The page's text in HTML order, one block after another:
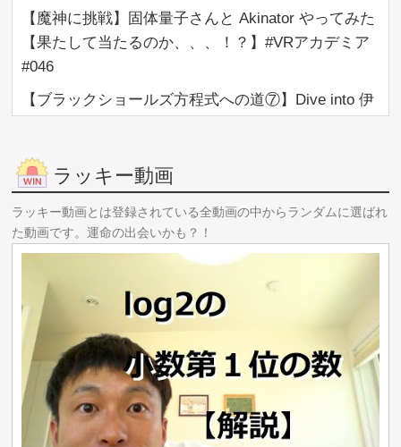
理論的な深くて広い世界を探検したい人におすすめ
ご視聴ありがとうございました！
良い動画だなと思っていただけたら、高評価、チャンネル
質問や感想など、気軽にコメントしてくださいね。
=========
Model: http://3d.nicovideo.jp/works/td44519
Model by: W01fa さんhttps://twitter.com/W01fa
Editor: AIris Solid
#機械学習
【魔神に挑戦】固体量子さんと Akinator やってみた
【果たして当たるのか、、、！？】#VRアカデミア
#046
【ブラックショールズ方程式への道⑦】Dive into 伊
【ブラックショールズ方程式への道⑦-2】さいごの伊
藤積分【確率微分方程式の基礎】#VRアカデミア
#048
【相関から構造を推定】因子分析の気持ちを理解す
る【いろんな分析 vol. 1 】#049 #VRアカデミア
【深層学習】ディープラーニングとは関数近似器で
ある【ディープラーニングの世界 vol. 1 】 #050 #VR
アカデミア #DeepLearning
【相関で情報を圧縮】主成分分析の気持ちを理解す
る【いろんな分析 vol. 2 】 #051 #VRアカデミア
ラッキー動画
ラッキー動画とは登録されている全動画の中からランダムに選ばれ
た動画です。運命の出会いかも？！